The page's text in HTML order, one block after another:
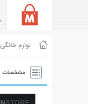
لوازم خانگی
مشخصات